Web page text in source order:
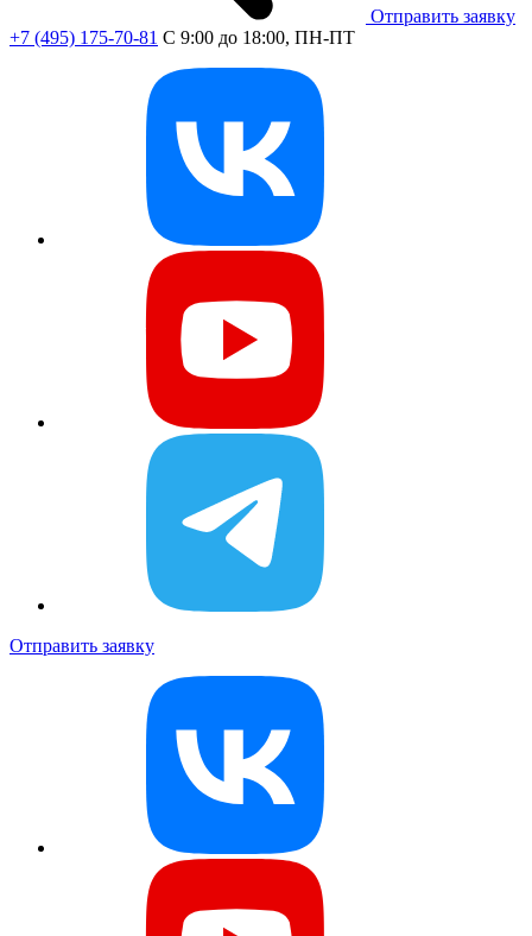
Отправить заявку
+7 (495) 175-70-81 C 9:00 до 18:00, ПН-ПТ
Отправить заявку